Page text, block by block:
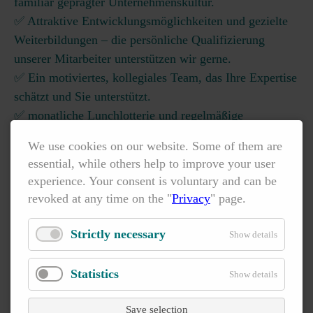
✅ Attraktive Entwicklungsmöglichkeiten und gezielte
Weiterbildungen – die persönliche Qualifizierung
unserer Mitarbeiter unterstützen wir gerne.
✅ Ein motiviertes, kollegiales Team, das Ihre Expertise
schätzt und Sie unterstützt.
✅ monatliche Lunchlotterie und regelmäßige
✅ Selbstverständlich für uns: leistungsgerechte
Bezahlung mit Spesen für Ihre Reisetätigkeiten,
branchenübliche Arbeitsmittel auch zur Privatnutzung,
gut ausgestattete Unternehmensräumlichkeiten und
flexible Arbeitszeitmodelle.
We use cookies on our website. Some of them are
essential, while others help to improve your user
experience. Your consent is voluntary and can be
revoked at any time on the "Privacy" page.
Strictly necessary Show details
Statistics Show details
Save selection